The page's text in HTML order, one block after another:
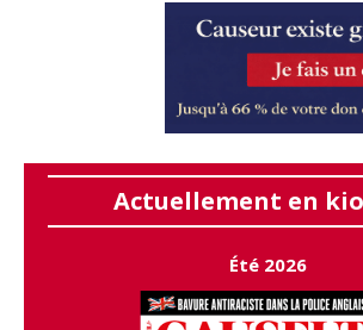
Actuellement en
Été 2026